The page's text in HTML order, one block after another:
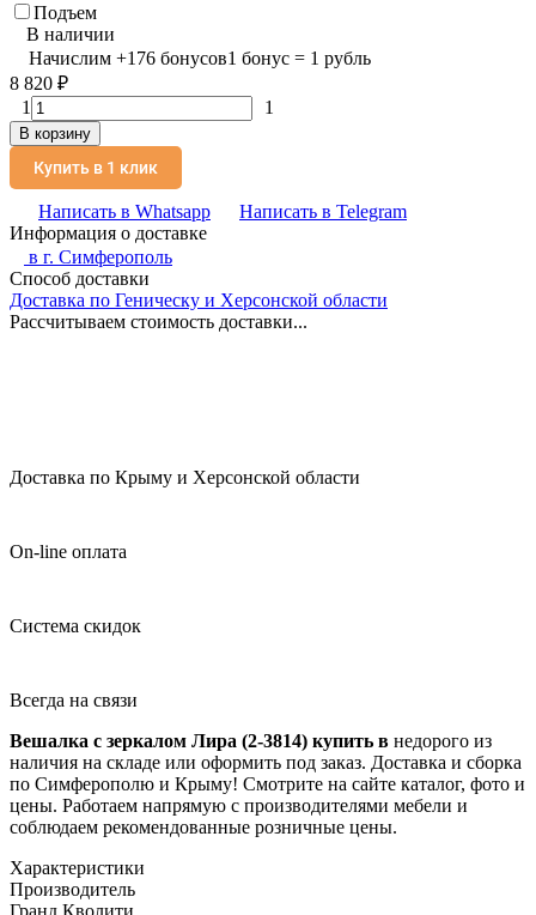
Подъем
В наличии
Начислим +176 бонусов1 бонус = 1 рубль
8 820 ₽
1
1
В корзину
Купить в 1 клик
Написать в Whatsapp
Написать в Telegram
Информация о доставке
в г. Симферополь
Способ доставки
Доставка по Геническу и Херсонской области
Рассчитываем стоимость доставки...
Доставка по Крыму и Херсонской области
On-line оплата
Система скидок
Всегда на связи
Вешалка с зеркалом Лира (2-3814) купить в недорого из
наличия на складе или оформить под заказ. Доставка и сборка
по Симферополю и Крыму! Смотрите на сайте каталог, фото и
цены. Работаем напрямую с производителями мебели и
соблюдаем рекомендованные розничные цены.
Характеристики
Производитель
Гранд Кволити